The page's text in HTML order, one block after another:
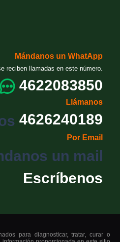
Mándanos un WhatApp
reciben llamadas en este número.
4622083850
Llámanos
4626240189
Por Email
Escríbenos
para diagnosticar, tratar, curar o